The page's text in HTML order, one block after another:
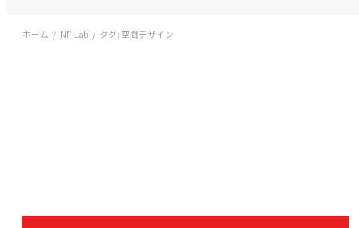
ホーム NP Lab タグ: 空間デザイン